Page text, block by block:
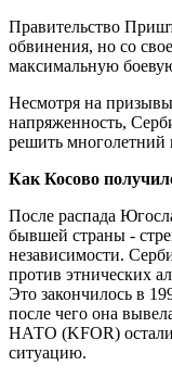
Правительство
обвинения, но со
максимальную
Несмотря на
напряженность,
решить многолетний
Как Косово
После распада
бывшей страны -
независимости.
против этнических
Это закончилось в
после чего она
НАТО (KFOR)
ситуацию.